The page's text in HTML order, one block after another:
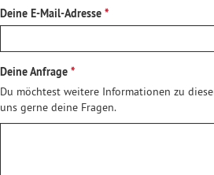
Deine E-Mail-Adresse
Deine Anfrage
Du möchtest weitere Informationen zu
uns gerne deine Fragen.